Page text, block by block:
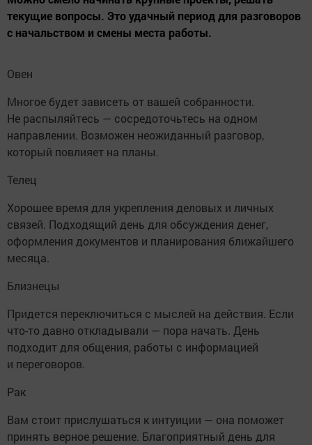
текущие вопросы. Это удачный период для разговоров
с начальством и смены места работы.
Овен
Многое будет зависеть от вашей собранности.
Не распыляйтесь — сосредоточьтесь на одном
направлении. Возможен неожиданный разговор,
который повлияет на планы.
Телец
Хорошее время для укрепления деловых и личных
связей. Подходящий день для обсуждения денег,
оформления документов и планирования ближайшего
месяца.
Близнецы
Придется переключиться с мыслей на действия. Если
что-то давно откладывали — пора начать. День
подходит для общения, работы с информацией
и переговоров.
Рак
Вам стоит прислушаться к интуиции — она поможет
принять верное решение. Благоприятный день для